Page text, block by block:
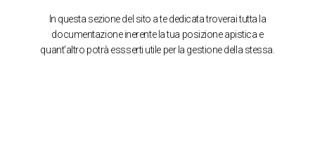
In questa sezione del sito a te dedicata troverai tutta la
documentazione inerente la tua posizione apistica e
quant’altro potrà essserti utile per la gestione della stessa.